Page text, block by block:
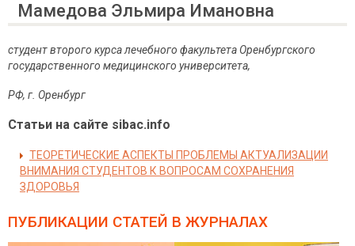
Мамедова Эльмира Имановна
студент второго курса лечебного факультета Оренбургского
государственного медицинского университета,
РФ, г. Оренбург
Статьи на сайте sibac.info
ТЕОРЕТИЧЕСКИЕ АСПЕКТЫ ПРОБЛЕМЫ АКТУАЛИЗАЦИИ
ВНИМАНИЯ СТУДЕНТОВ К ВОПРОСАМ СОХРАНЕНИЯ
ЗДОРОВЬЯ
ПУБЛИКАЦИИ СТАТЕЙ В ЖУРНАЛАХ